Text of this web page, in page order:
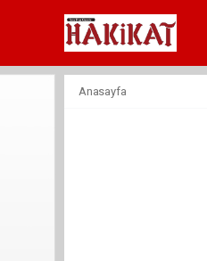
Anasayfa